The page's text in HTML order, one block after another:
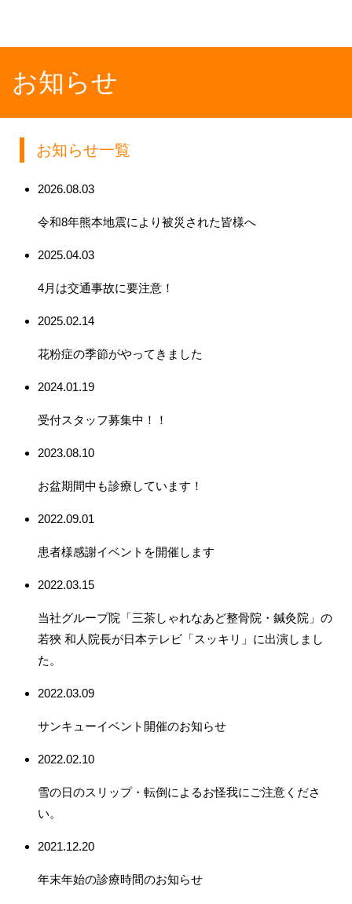
お知らせ
お知らせ一覧
2026.08.03
令和8年熊本地震により被災された皆様へ
2025.04.03
4月は交通事故に要注意！
2025.02.14
花粉症の季節がやってきました
2024.01.19
受付スタッフ募集中！！
2023.08.10
お盆期間中も診療しています！
2022.09.01
患者様感謝イベントを開催します
2022.03.15
当社グループ院「三茶しゃれなあど整骨院・鍼灸院」の
若狹 和人院長が日本テレビ「スッキリ」に出演しまし
た。
2022.03.09
サンキューイベント開催のお知らせ
2022.02.10
雪の日のスリップ・転倒によるお怪我にご注意くださ
い。
2021.12.20
年末年始の診療時間のお知らせ